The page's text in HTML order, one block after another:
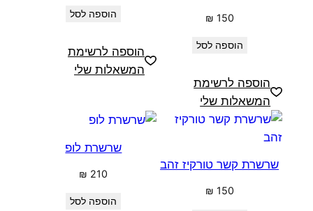
₪ 150
הוספה לסל
הוספה לרשימת
המשאלות שלי
הוספה לסל
הוספה לרשימת
המשאלות שלי
שרשרת קשר טורקיז זהב
₪ 150
שרשרת לופ
₪ 210
הוספה לסל